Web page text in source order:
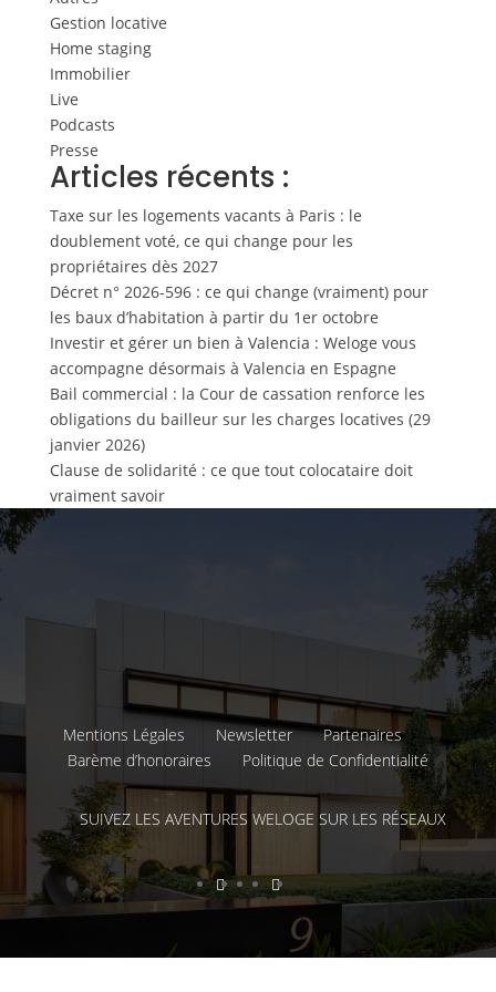
Gestion locative
Home staging
Immobilier
Live
Podcasts
Presse
Articles récents :
Taxe sur les logements vacants à Paris : le
doublement voté, ce qui change pour les
propriétaires dès 2027
Décret n° 2026-596 : ce qui change (vraiment) pour
les baux d’habitation à partir du 1er octobre
Investir et gérer un bien à Valencia : Weloge vous
accompagne désormais à Valencia en Espagne
Bail commercial : la Cour de cassation renforce les
obligations du bailleur sur les charges locatives (29
janvier 2026)
Clause de solidarité : ce que tout colocataire doit
vraiment savoir
Mentions Légales Newsletter
Partenaires
Barème d’honoraires
Politique de Confidentialité
SUIVEZ LES AVENTURES WELOGE SUR LES RÉSEAUX